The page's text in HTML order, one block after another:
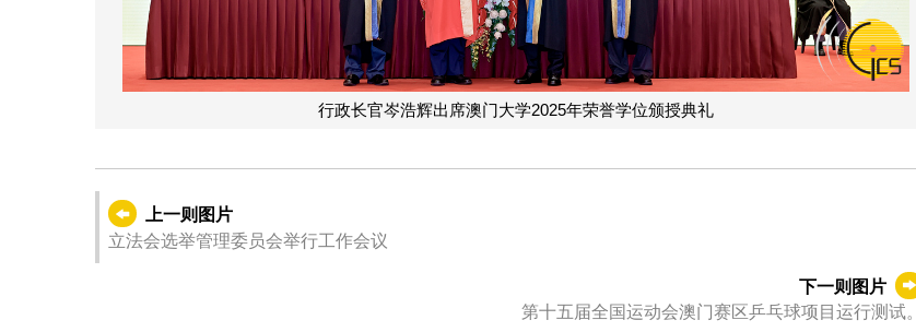
行政长官岑浩辉出席澳门大学2025年荣誉学位颁授典礼
上一则图片
立法会选举管理委员会举行工作会议
下一则图片
第十五届全国运动会澳门赛区乒乓球项目运行测试。